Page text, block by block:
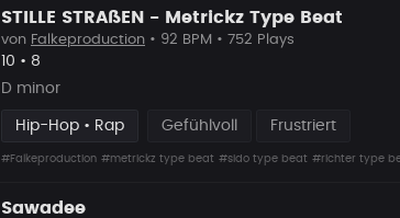
STILLE STRAßEN - Metrickz Type Beat
von Falkeproduction • 92 BPM • 752 Plays
Likes
10 • Vorgeschlagen
8
D minor
Hip-Hop • Rap Gefühlvoll Frustriert
#Falkeproduction #metrickz type beat #sido type beat #richter type
Sawadee